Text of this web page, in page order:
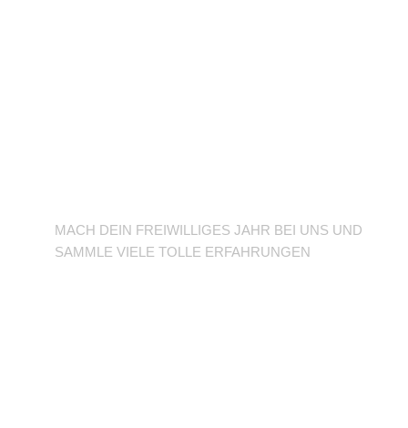
MACH DEIN FREIWILLIGES JAHR BEI UNS UND
SAMMLE VIELE TOLLE ERFAHRUNGEN